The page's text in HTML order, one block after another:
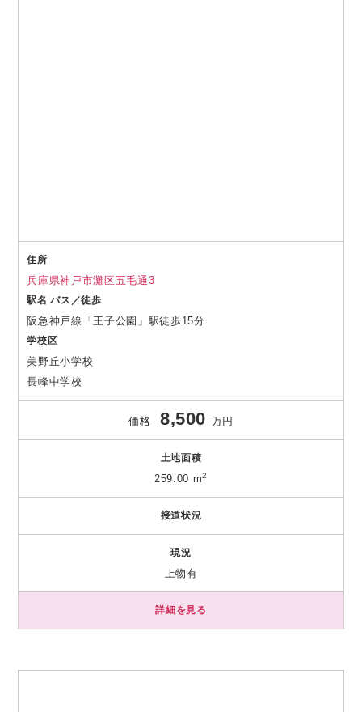
住所
兵庫県神戸市灘区五毛通3
駅名 バス／徒歩
阪急神戸線「王子公園」駅徒歩15分
学校区
美野丘小学校
長峰中学校
価格 8,500 万円
土地面積
259.00 m2
接道状況
現況
上物有
詳細を見る